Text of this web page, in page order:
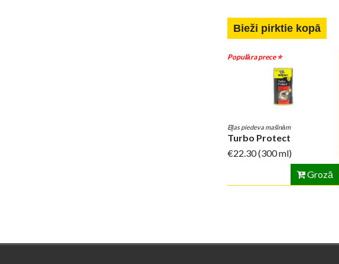
Bieži pirktie kopā
Populāra prece ⭐️
Eļļas piedeva mašīnām
Turbo Protect
€22.30(300 ml)
Grozā